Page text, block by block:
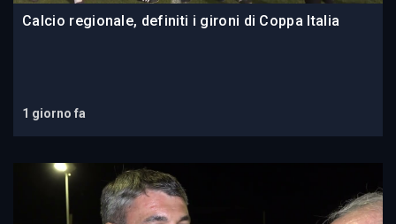
Calcio regionale, definiti i gironi di Coppa Italia
1 giorno fa